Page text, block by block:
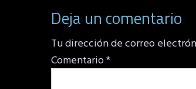
Deja un comentario
Tu dirección de correo
Comentario*